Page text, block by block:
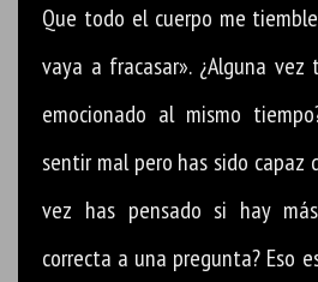
Que todo el cuerpo me
vaya a fracasar». ¿Alguna
emocionado al mismo
sentir mal pero has sido capaz
vez has pensado si hay
correcta a una pregunta? Eso